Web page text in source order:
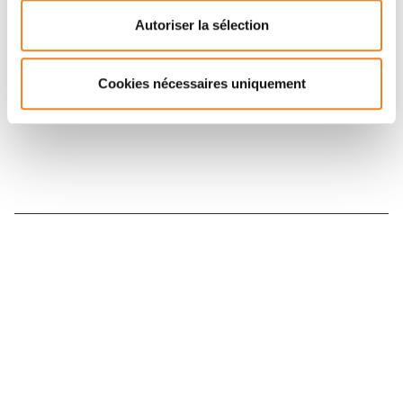
Autoriser la sélection
Cookies nécessaires uniquement
Retrouvez notre actualité sur les réseaux
sociaux et en vous inscrivant à notre newsletter.
Inscrivez-vous à la newsletter